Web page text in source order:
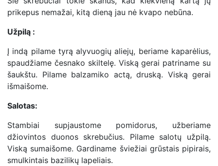
prikepus nemažai, kitą dieną jau nė kvapo nebūna.
Užpilą :
Į indą pilame tyrą alyvuogių aliejų, beriame kaparėlius,
spaudžiame česnako skiltelę. Viską gerai patriname su
šaukštu. Pilame balzamiko actą, druską. Viską gerai
išmaišome.
Salotas:
Stambiai supjaustome pomidorus, užberiame
džiovintos duonos skrebučius. Pilame salotų užpilą.
Viską sumaišome. Gardiname šviežiai grūstais pipirais,
smulkintais bazilikų lapeliais.